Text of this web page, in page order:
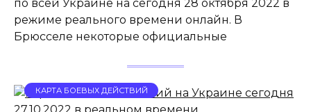
по всей Украине на сегодня 28 октября 2022 в
режиме реального времени онлайн. В
Брюсселе некоторые официальные
КАРТА БОЕВЫХ ДЕЙСТВИЙ